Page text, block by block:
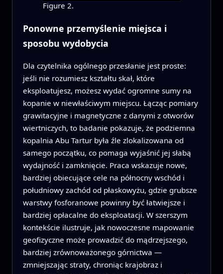
Figure 2.
Ponowne przemyślenie miejsca i
sposobu wydobycia
Dla czytelnika ogólnego przesłanie jest proste:
jeśli nie rozumiesz kształtu skał, które
eksploatujesz, możesz wydać ogromne sumy na
kopanie w niewłaściwym miejscu. Łącząc pomiary
grawitacyjne i magnetyczne z danymi z otworów
wiertniczych, to badanie pokazuje, że podziemna
kopalnia Abu Tartur była źle zlokalizowana od
samego początku, co pomaga wyjaśnić jej słabą
wydajność i zamknięcie. Praca wskazuje nowe,
bardziej obiecujące cele na północny wschód i
południowy zachód od płaskowyżu, gdzie grubsze
warstwy fosforanowe powinny być łatwiejsze i
bardziej opłacalne do eksploatacji. W szerszym
kontekście ilustruje, jak nowoczesne mapowanie
geofizyczne może prowadzić do mądrzejszego,
bardziej zrównoważonego górnictwa —
zmniejszając straty, chroniąc krajobraz i